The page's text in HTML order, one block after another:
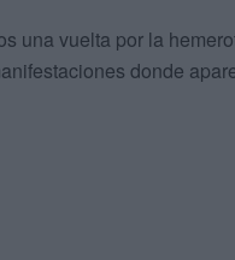
una vuelta por la
donde